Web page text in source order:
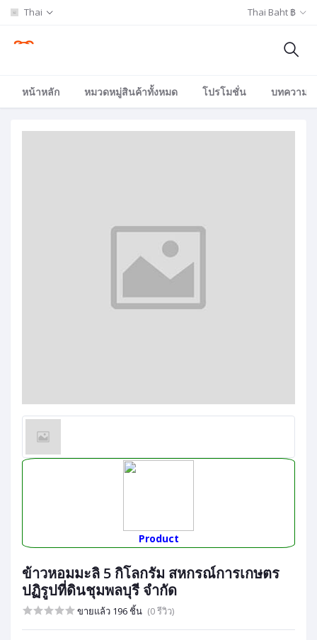
Thai Thai Baht ฿
หน้าหลัก หมวดหมู่สินค้าทั้งหมด โปรโมชั่น บทความ/
Product
ข้าวหอมมะลิ 5 กิโลกรัม สหกรณ์การเกษตร
ปฏิรูปที่ดินชุมพลบุรี จำกัด
ขายแล้ว 196 ชิ้น (0 รีวิว)